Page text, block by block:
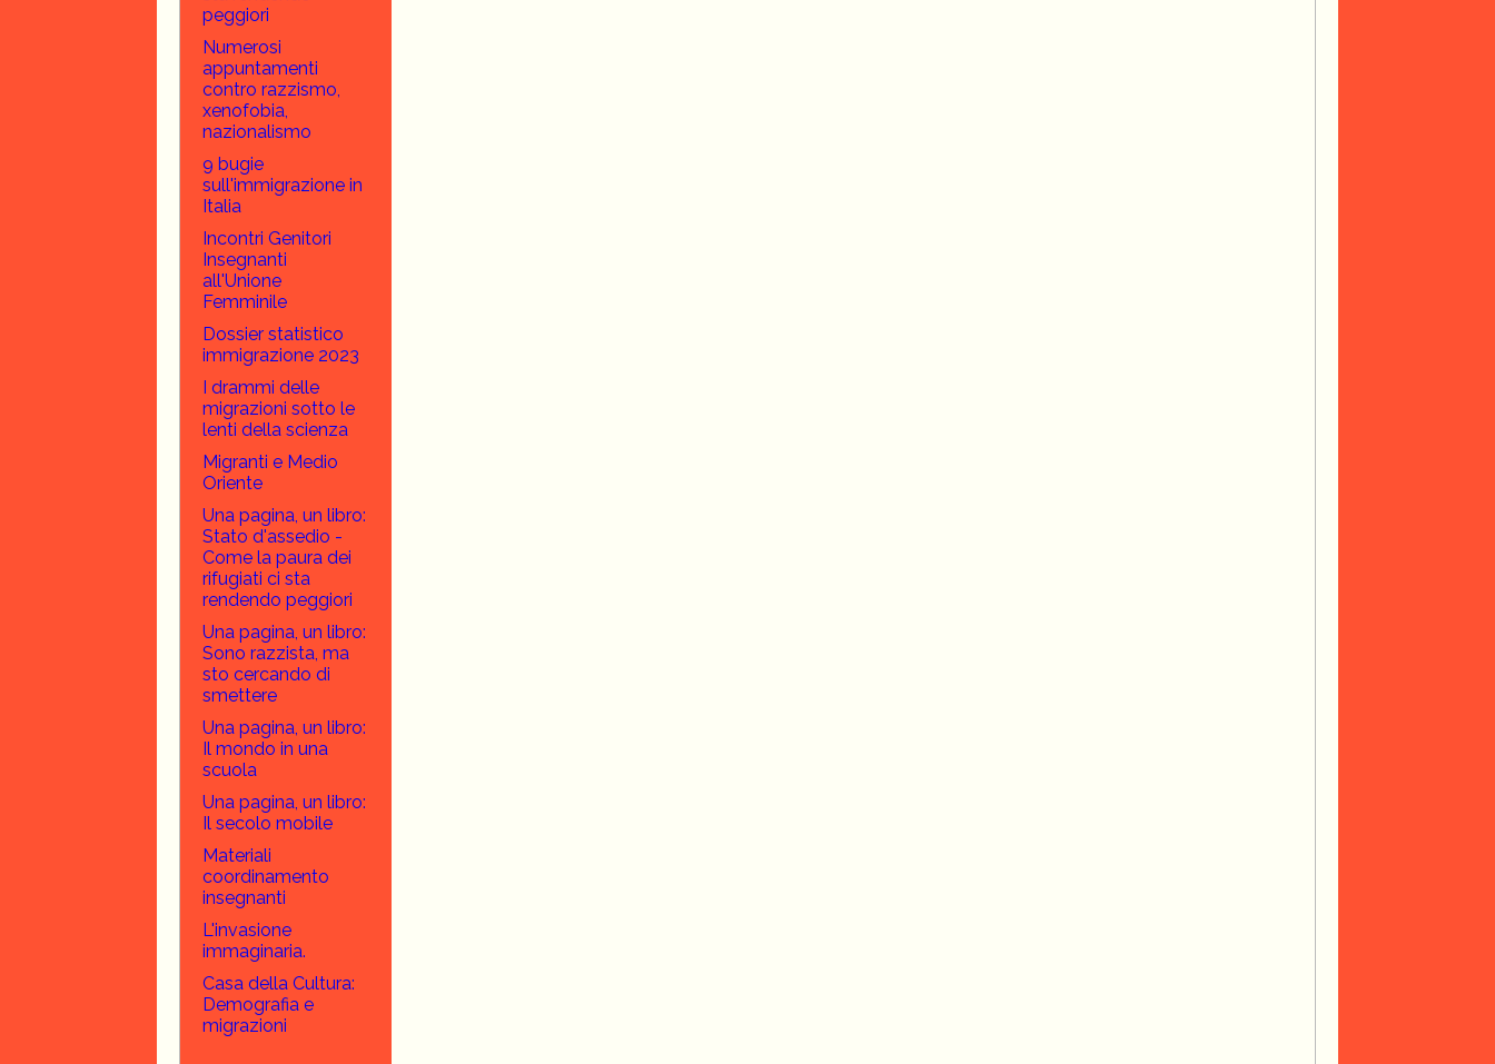
peggiori
Numerosi
appuntamenti
contro razzismo,
xenofobia,
nazionalismo
9 bugie
sull'immigrazione in
Italia
Incontri Genitori
Insegnanti
all'Unione
Femminile
Dossier statistico
immigrazione 2023
I drammi delle
migrazioni sotto le
lenti della scienza
Migranti e Medio
Oriente
Una pagina, un libro:
Stato d'assedio -
Come la paura dei
rifugiati ci sta
rendendo peggiori
Una pagina, un libro:
Sono razzista, ma
sto cercando di
smettere
Una pagina, un libro:
Il mondo in una
scuola
Una pagina, un libro:
Il secolo mobile
Materiali
coordinamento
insegnanti
L'invasione
immaginaria.
Casa della Cultura:
Demografia e
migrazioni